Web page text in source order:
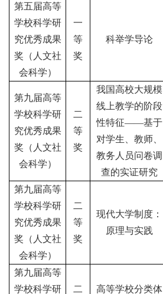
第五届高等
学校科学研
究优秀成果
奖（人文社
会科学）
一
等
奖
科举学导论
第九届高等
学校科学研
究优秀成果
奖（人文社
会科学）
二
等
奖
我国高校大规模
线上教学的阶段
性特征——基于
对学生、教师、
教务人员问卷调
查的实证研究
第九届高等
学校科学研
究优秀成果
奖（人文社
会科学）
二
等
奖
现代大学制度：
原理与实践
第九届高等
学校科学研
二 高等学校分类体